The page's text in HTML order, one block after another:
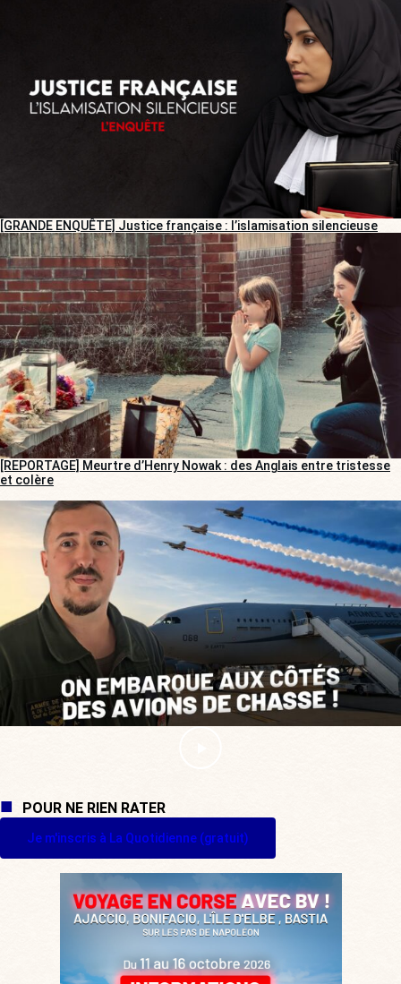
[GRANDE ENQUÊTE] Justice française : l’islamisation silencieuse
[REPORTAGE] Meurtre d’Henry Nowak : des Anglais entre tristesse
et colère
POUR NE RIEN RATER
Je m'inscris à La Quotidienne (gratuit)